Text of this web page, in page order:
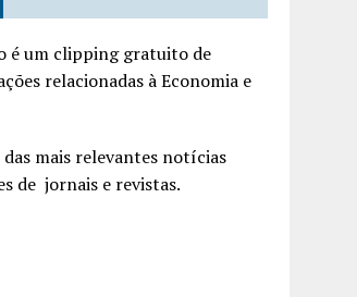
é um clipping gratuito de
relacionadas à Economia e
das mais relevantes notícias
de jornais e revistas.